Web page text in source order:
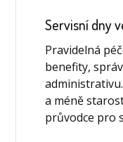
Servisní dny
Pravidelná
benefity,
a méně
průvodce pro